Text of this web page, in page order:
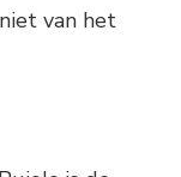
van het